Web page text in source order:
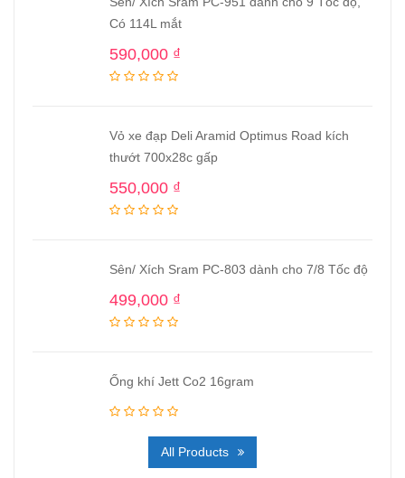
Có 114L mắt
590,000 ₫
Vỏ xe đạp Deli Aramid Optimus Road kích
thướt 700x28c gấp
550,000 ₫
Sên/ Xích Sram PC-803 dành cho 7/8 Tốc độ
499,000 ₫
Ống khí Jett Co2 16gram
All Products